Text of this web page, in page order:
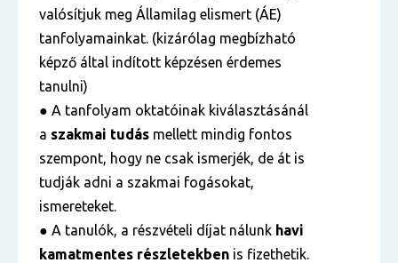
valósítjuk meg Államilag elismert (ÁE)
tanfolyamainkat. (kizárólag megbízható
képző által indított képzésen érdemes
tanulni)
● A tanfolyam oktatóinak kiválasztásánál
a szakmai tudás mellett mindig fontos
szempont, hogy ne csak ismerjék, de át is
tudják adni a szakmai fogásokat,
ismereteket.
● A tanulók, a részvételi díjat nálunk havi
kamatmentes részletekben is fizethetik.